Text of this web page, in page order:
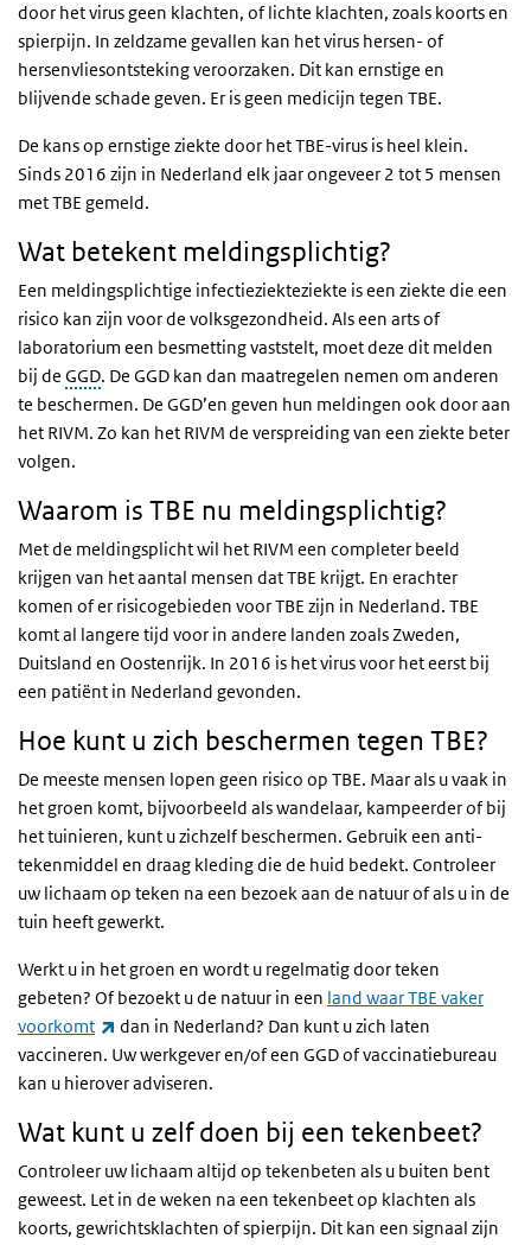
door het virus geen klachten, of lichte klachten, zoals koorts en
spierpijn. In zeldzame gevallen kan het virus hersen- of
hersenvliesontsteking veroorzaken. Dit kan ernstige en
blijvende schade geven. Er is geen medicijn tegen TBE.
De kans op ernstige ziekte door het TBE-virus is heel klein.
Sinds 2016 zijn in Nederland elk jaar ongeveer 2 tot 5 mensen
met TBE gemeld.
Wat betekent meldingsplichtig?
Een meldingsplichtige infectieziekteziekte is een ziekte die een
risico kan zijn voor de volksgezondheid. Als een arts of
laboratorium een besmetting vaststelt, moet deze dit melden
bij de GGD. De GGD kan dan maatregelen nemen om anderen
te beschermen. De GGD’en geven hun meldingen ook door aan
het RIVM. Zo kan het RIVM de verspreiding van een ziekte beter
volgen.
Waarom is TBE nu meldingsplichtig?
Met de meldingsplicht wil het RIVM een completer beeld
krijgen van het aantal mensen dat TBE krijgt. En erachter
komen of er risicogebieden voor TBE zijn in Nederland. TBE
komt al langere tijd voor in andere landen zoals Zweden,
Duitsland en Oostenrijk. In 2016 is het virus voor het eerst bij
een patiënt in Nederland gevonden.
Hoe kunt u zich beschermen tegen TBE?
De meeste mensen lopen geen risico op TBE. Maar als u vaak in
het groen komt, bijvoorbeeld als wandelaar, kampeerder of bij
het tuinieren, kunt u zichzelf beschermen. Gebruik een anti-
tekenmiddel en draag kleding die de huid bedekt. Controleer
uw lichaam op teken na een bezoek aan de natuur of als u in de
tuin heeft gewerkt.
Werkt u in het groen en wordt u regelmatig door teken
gebeten? Of bezoekt u de natuur in een land waar TBE vaker
voorkomt
(externe link)
dan in Nederland? Dan kunt u zich laten
vaccineren. Uw werkgever en/of een GGD of vaccinatiebureau
kan u hierover adviseren.
Wat kunt u zelf doen bij een tekenbeet?
Controleer uw lichaam altijd op tekenbeten als u buiten bent
geweest. Let in de weken na een tekenbeet op klachten als
koorts, gewrichtsklachten of spierpijn. Dit kan een signaal zijn